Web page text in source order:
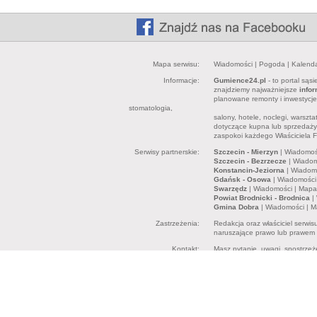
Mapa serwisu: Wiadomości | Pogoda |
Informacje: Gumience24.pl - to portal
znajdziemy najważniejsze
planowane remonty i
stomatologia,
salony, hotele, noclegi,
dotyczące kupna lub
zaspokoi każdego Właściciela
Serwisy partnerskie: Szczecin - Mierzyn |
Szczecin - Bezrzecze |
Konstancin-Jeziorna |
Gdańsk - Osowa | Wiadomości
Swarzędz | Wiadomości |
Powiat Brodnicki - Brodnica |
Gmina Dobra | Wiadomości |
Zastrzeżenia:
Redakcja oraz właściciel
naruszające prawo lub
Kontakt: Masz pytanie, uwagi,